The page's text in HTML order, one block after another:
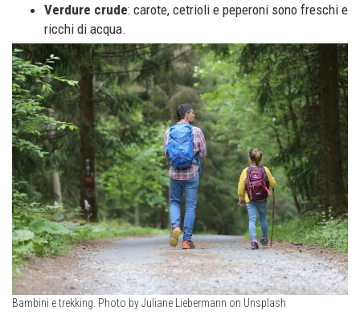
Verdure crude: carote, cetrioli e peperoni sono freschi e
ricchi di acqua.
Bambini e trekking. Photo by Juliane Liebermann on Unsplash